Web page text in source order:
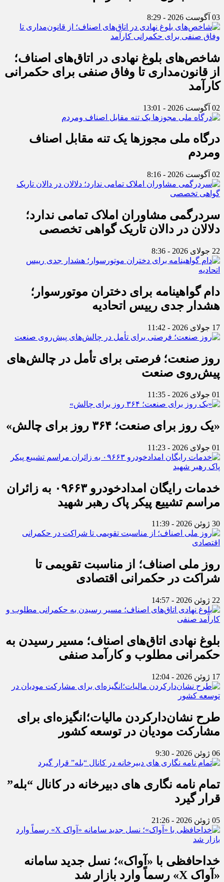
03 آگوست 2026 - 8:29
شاخص‌های بلوغ نهادی در اتاق‌های اصناف؛
از قانون‌مداری تا وفاق صنفی برای حکمرانی
کارآمد
02 آگوست 2026 - 13:01
درگاه ملی مجوزها یک تنه مقابل اصناف
ومردم
02 آگوست 2026 - 8:16
سردرگمی مشاوران املاک تمامی ندارد؛
دلالان در دالان تاریک گواهی تخصصی
22 جولای 2026 - 8:36
دام گواهینامه برای دختران موتورسوار؛
هشدار جدی رییس اتحادیه
17 جولای 2026 - 11:42
روز صنعت؛ فرصتی برای تأمل در چالش‌های
پیش‌روی صنعت
01 جولای 2026 - 11:35
«یک روز برای صنعت؛ ۳۶۴ روز برای چالش»
01 جولای 2026 - 11:23
خدمات رایگان امدادخودرو ۰۹۶۶۳ به زائران
مراسم تشییع پیکر پاک رهبر شهید
30 ژوئن 2026 - 11:39
روز ملی اصناف؛ از مناسبت تقویمی تا
شراکت در حکمرانی اقتصادی
22 ژوئن 2026 - 14:57
بلوغ نهادی اتاق‌های اصناف؛ مسیر رسیدن به
حکمرانی مطلوب و کارآمد صنفی
17 ژوئن 2026 - 12:04
طرح نشان‌دارکردن مالیات؛انگیزه‌ای برای
مشارکت مودیان در توسعه کشور
06 ژوئن 2026 - 9:30
تمام نامه نگاری های دبیرخانه در کانال “بله”
قرار گیرد
05 ژوئن 2026 - 21:26
خداحافظی با «آواک»؛ نسل جدید سامانه
«آواک X» رسماً وارد بازار شد